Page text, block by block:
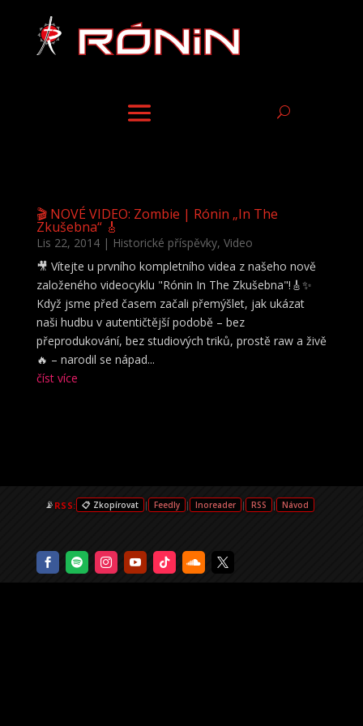
🎬 NOVÉ VIDEO: Zombie | Rónin „In The
Zkušebna“ 🎸
Lis 22, 2014| Historické příspěvky, Video
🎥 Vítejte u prvního kompletního videa z našeho nově
založeného videocyklu "Rónin In The Zkušebna"!🎸✨
Když jsme před časem začali přemýšlet, jak ukázat
naši hudbu v autentičtější podobě – bez
přeprodukování, bez studiových triků, prostě raw a živě
🔥 – narodil se nápad...
číst více
📡 RSS: 📋 Zkopírovat | Feedly | Inoreader | RSS | Návod